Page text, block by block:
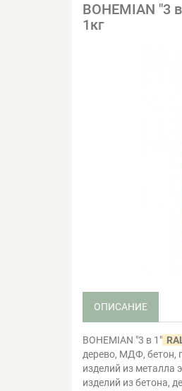
BOHEMIAN "3
1кг
ОПИСАНИЕ
BOHEMIAN "3 в 1"
дерево, МДФ, бетон,
изделий из металла
изделий из бетона,